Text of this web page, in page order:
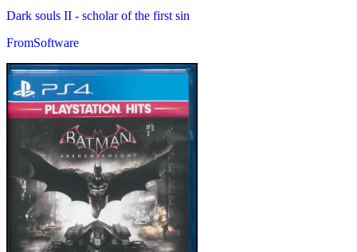
Dark souls II - scholar of the first sin
FromSoftware